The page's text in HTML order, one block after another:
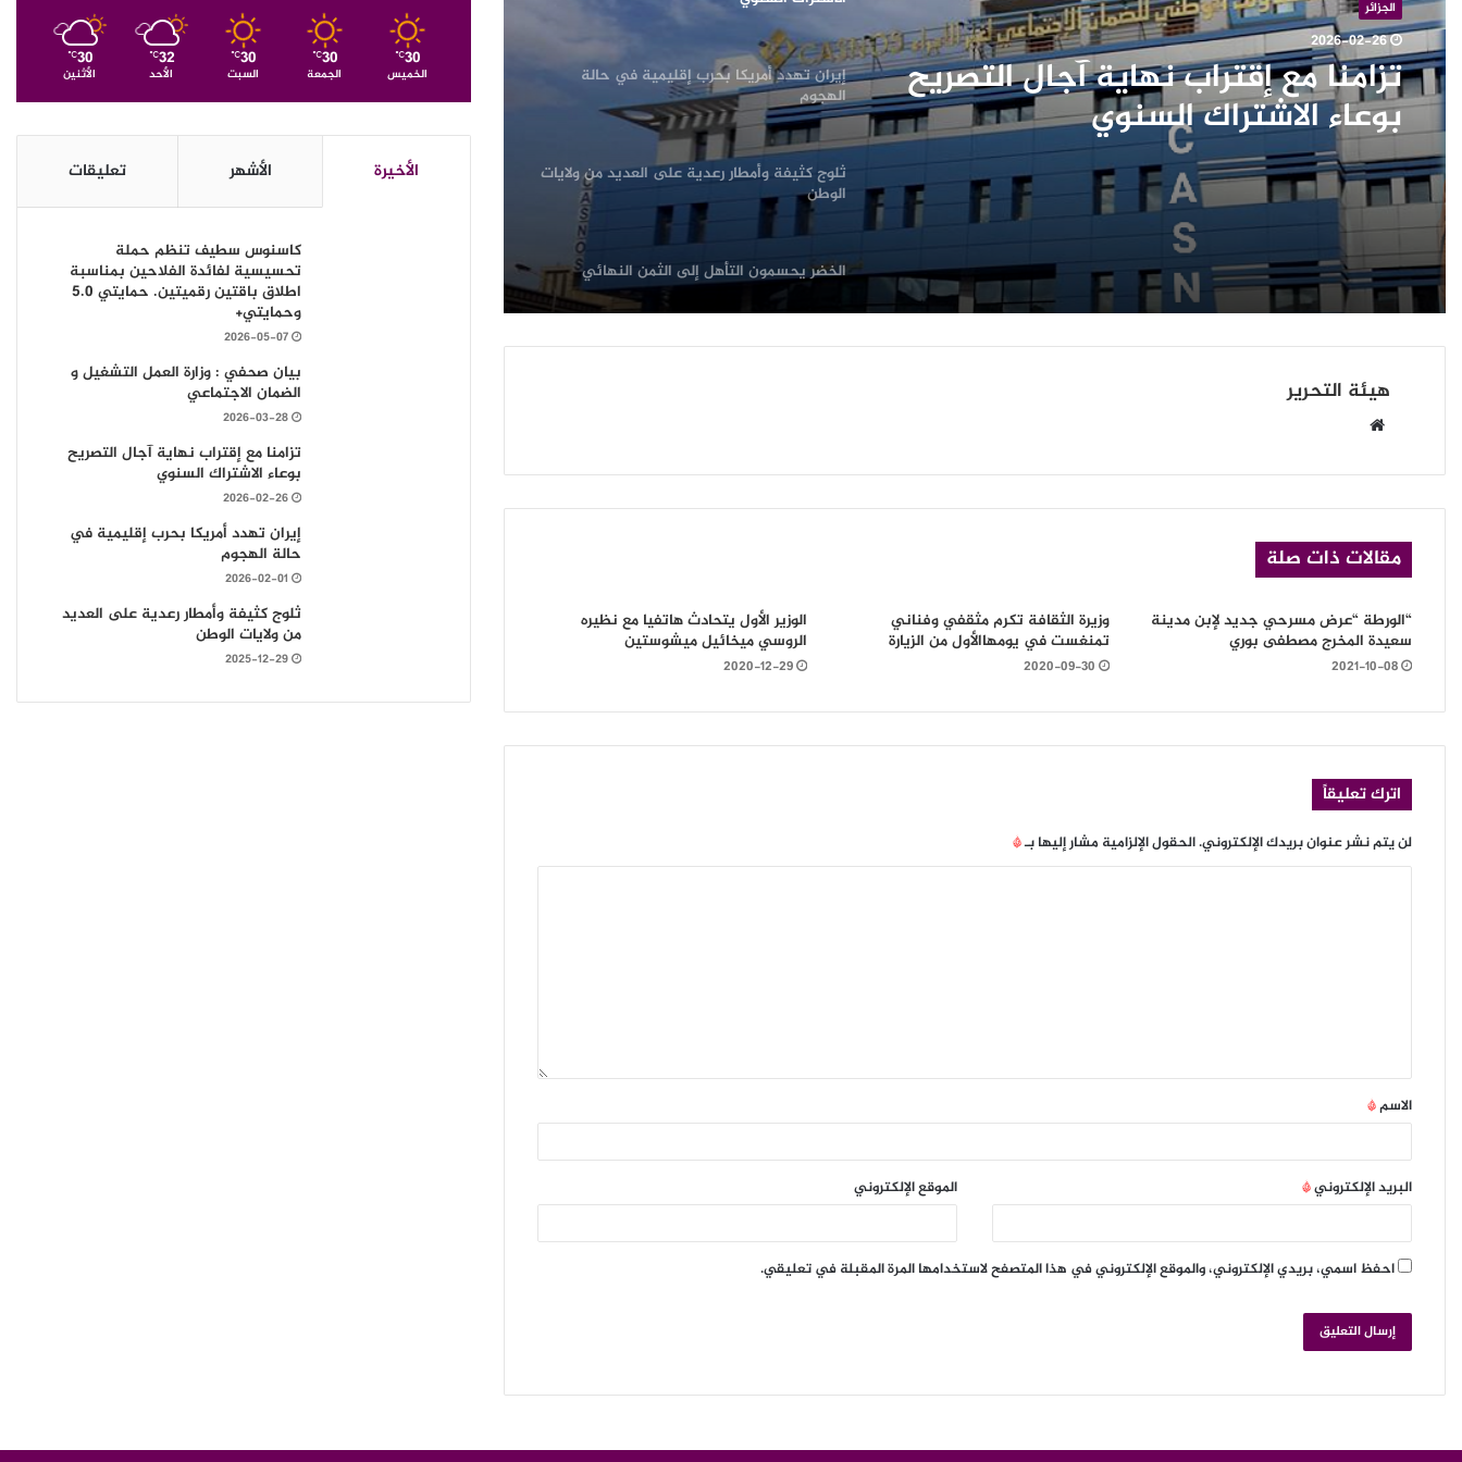
الجزائر
2026-02-26
تزامنا مع إقتراب نهاية آجال التصريح
بوعاء الاشتراك السنوي
حالة
الهجوم
أخبار
2026-02-01
إيران تهدد أمريكا بحرب إقليمية في
حالة الهجوم
ثلوج كثيفة وأمطار رعدية على العديد من ولايات
الوطن
الخضر يحسمون التأهل إلى الثمن النهائي
بطولةأمم إفريقيا للمحلين 2024 المؤجلة إلى
2025 للمنتخب الوطني لكرة القدم بتنزانيا
المسيلة: انهيار التربة داخل البئر يخلف ضحيتين
كاسنوس سطيف تنظم حملة تحسيسية لفائدة
الفلاحين بمناسبة اطلاق باقتين رقميتين.
حمايتي 5.0 وحمايتي+
بيان صحفي : وزارة العمل التشغيل و الضمان
الاجتماعي
هيئة التحرير
مقالات ذات صلة
“الورطة “عرض مسرحي جديد لإبن مدينة
سعيدة المخرج مصطفى بوري
2021-10-08
وزيرة الثقافة تكرم مثقفي وفناني
تمنغست في يومهاالأول من الزيارة
2020-09-30
الوزير الأول يتحادث هاتفيا مع نظيره
الروسي ميخائيل ميشوستين
2020-12-29
اترك تعليقاً
لن يتم نشر عنوان بريدك الإلكتروني.الحقول الإلزامية مشار إليها بـ*
الاسم*
البريد الإلكتروني* الموقع الإلكتروني
احفظ اسمي، بريدي الإلكتروني، والموقع الإلكتروني في هذا المتصفح لاستخدامها المرة المقبلة في تعليقي.
30
℃
الخميس
30
℃
الجمعة
30
℃
السبت
32
℃
الأحد
30
℃
الأثنين
الأخيرة الأشهر تعليقات
كاسنوس سطيف تنظم حملة
تحسيسية لفائدة الفلاحين بمناسبة
اطلاق باقتين رقميتين. حمايتي 5.0
وحمايتي+
2026-05-07
بيان صحفي : وزارة العمل التشغيل و
الضمان الاجتماعي
2026-03-28
تزامنا مع إقتراب نهاية آجال التصريح
بوعاء الاشتراك السنوي
2026-02-26
إيران تهدد أمريكا بحرب إقليمية في
حالة الهجوم
2026-02-01
ثلوج كثيفة وأمطار رعدية على العديد
من ولايات الوطن
2025-12-29